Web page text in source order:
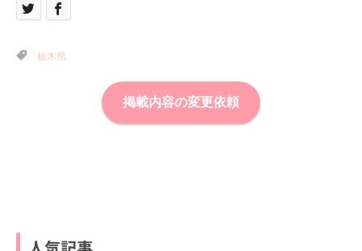
栃木県
掲載内容の変更依頼